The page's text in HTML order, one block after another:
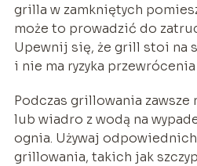
grilla w zamkniętych
może to prowadzić do
Upewnij się, że grill stoi na
i nie ma ryzyka
Podczas grillowania
lub wiadro z wodą na
ognia. Używaj
grillowania, takich jak